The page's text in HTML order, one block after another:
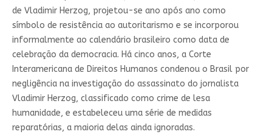
de Vladimir Herzog, projetou-se ano após ano como
símbolo de resistência ao autoritarismo e se incorporou
informalmente ao calendário brasileiro como data de
celebração da democracia. Há cinco anos, a Corte
Interamericana de Direitos Humanos condenou o Brasil por
negligência na investigação do assassinato do jornalista
Vladimir Herzog, classificado como crime de lesa
humanidade, e estabeleceu uma série de medidas
reparatórias, a maioria delas ainda ignoradas.